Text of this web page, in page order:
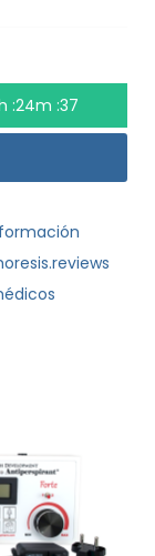
:24m :36